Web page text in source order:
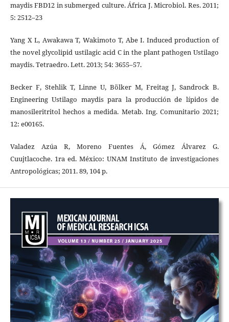
maydis FBD12 in submerged culture. África J. Microbiol. Res. 2011;
5: 2512–23
Yang X L, Awakawa T, Wakimoto T, Abe I. Induced production of
the novel glycolipid ustilagic acid C in the plant pathogen Ustilago
maydis. Tetraedro. Lett. 2013; 54: 3655–57.
Becker F, Stehlik T, Linne U, Bölker M, Freitag J, Sandrock B.
Engineering Ustilago maydis para la producción de lípidos de
manosileritritol hechos a medida. Metab. Ing. Comunitario 2021;
12: e00165.
Valadez Azúa R, Moreno Fuentes Á, Gómez Álvarez G.
Cuujtlacoche. 1ra ed. México: UNAM Instituto de investigaciones
Antropológicas; 2011. 89, 104 p.